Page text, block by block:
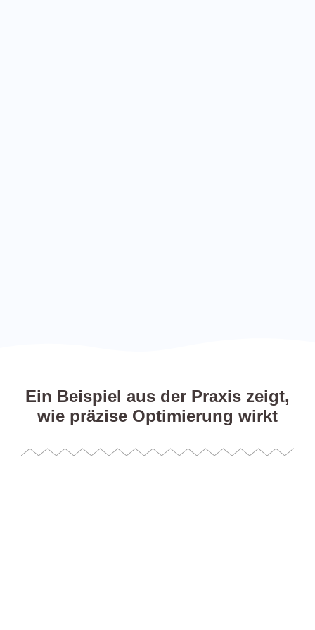
Ein Beispiel aus der Praxis zeigt,
wie präzise Optimierung wirkt